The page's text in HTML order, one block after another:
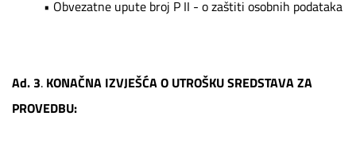
• Obvezatne upute broj P II - o zaštiti osobnih podataka
Ad. 3. KONAČNA IZVJEŠĆA O UTROŠKU SREDSTAVA ZA
PROVEDBU: